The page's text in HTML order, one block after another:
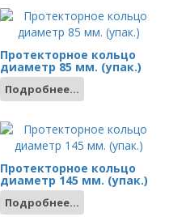
Протекторное кольцо
диаметр 85 мм. (упак.)
Подробнее...
Протекторное кольцо
диаметр 145 мм. (упак.)
Подробнее...